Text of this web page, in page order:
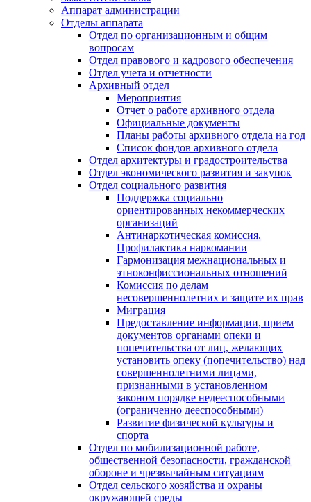
Аппарат администрации
Отделы аппарата
Отдел по организационным и общим
вопросам
Отдел правового и кадрового обеспечения
Отдел учета и отчетности
Архивный отдел
Мероприятия
Отчет о работе архивного отдела
Официальные документы
Планы работы архивного отдела на год
Список фондов архивного отдела
Отдел архитектуры и градостроительства
Отдел экономического развития и закупок
Отдел социального развития
Поддержка социально
ориентированных некоммерческих
организаций
Антинаркотическая комиссия.
Профилактика наркомании
Гармонизация межнациональных и
этноконфиссиональных отношений
Комиссия по делам
несовершеннолетних и защите их прав
Миграция
Предоставление информации, прием
документов органами опеки и
попечительства от лиц, желающих
установить опеку (попечительство) над
совершеннолетними лицами,
признанными в установленном
законом порядке недееспособными
(ограниченно дееспособными)
Развитие физической культуры и
спорта
Отдел по мобилизационной работе,
общественной безопасности, гражданской
оборонe и чрезвычайным ситуациям
Отдел сельского хозяйства и охраны
окружающей среды